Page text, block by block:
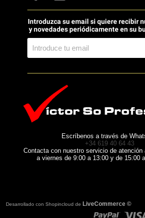
cuenta con 4 entradas USB en
total (USB-C, 1x USB Tipo-A
(3.2), y 2x USB-A estándar).
Acabado en negro mate con
detalles en color tierra, el OPUS-
estética de cualquier entorno" y
cuenta con una "interfaz de
También está respaldado por un
convertidor D/A de 32 bits de
"alta calidad" de ESS
Technology.
Introduzca su email si quiere recibir
y novedades periódicamente en su
Escríbenos a través de
+34 619 40 64 43
Contacta con nuestro servicio de atención
a viernes de 9:00 a 13:00 y de 15:00
Desarrollado con Shopincloud de LiveCommerce ©